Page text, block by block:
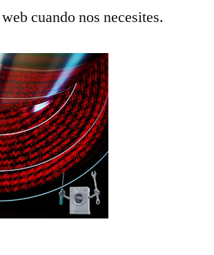
cuando nos necesites.